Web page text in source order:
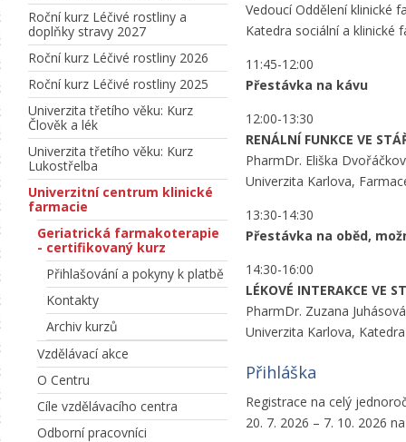
Roční kurz Léčivé rostliny a
doplňky stravy 2027
Roční kurz Léčivé rostliny 2026
Roční kurz Léčivé rostliny 2025
Univerzita třetího věku: Kurz
Člověk a lék
Univerzita třetího věku: Kurz
Lukostřelba
Univerzitní centrum klinické
farmacie
Geriatrická farmakoterapie
- certifikovaný kurz
Přihlašování a pokyny k platbě
Kontakty
Archiv kurzů
Vzdělávací akce
O Centru
Cíle vzdělávacího centra
Odborní pracovníci
Vedoucí Oddělení klinické
Katedra sociální a klinické
11:45-12:00
Přestávka na kávu
12:00-13:30
RENÁLNÍ FUNKCE VE
PharmDr. Eliška
Univerzita Karlova,
13:30-14:30
Přestávka na oběd,
14:30-16:00
LÉKOVÉ INTERAKCE VE
PharmDr. Zuzana
Univerzita Karlova,
Přihláška
Registrace na celý
20. 7. 2026 – 7. 10. 2026